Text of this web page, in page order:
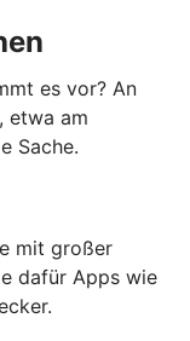
es vor? An
etwa am
Sache.
mit großer
dafür Apps wie